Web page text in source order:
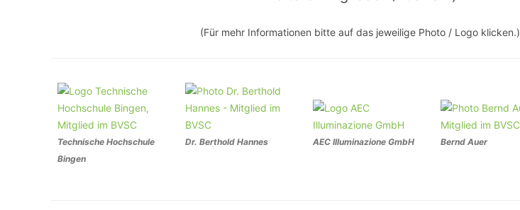
(Für mehr Informationen bitte auf das jeweilige Photo / Logo klicken.)
Technische Hochschule
Bingen
Dr. Berthold Hannes AEC Illuminazione GmbH Bernd Auer